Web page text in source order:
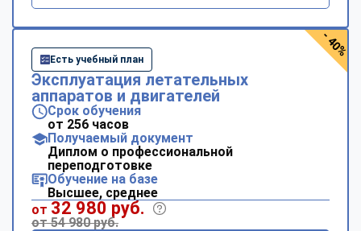
Есть учебный план
Эксплуатация летательных
аппаратов и двигателей
Срок обучения
от 256 часов
Получаемый документ
Диплом о профессиональной
переподготовке
Обучение на базе
Высшее, среднее
от 32 980 руб.
от 54 980 руб.
- 40%